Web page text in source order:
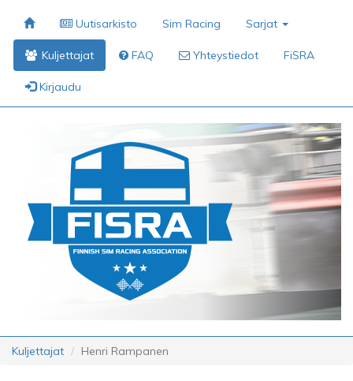
Uutisarkisto Sim Racing Sarjat
Kuljettajat FAQ Yhteystiedot FiSRA
Kirjaudu
Kuljettajat Henri Rampanen